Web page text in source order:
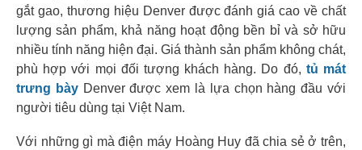
gắt gao, thương hiệu Denver được đánh giá cao về chất
lượng sản phẩm, khả năng hoạt động bền bỉ và sở hữu
nhiều tính năng hiện đại. Giá thành sản phẩm không chát,
phù hợp với mọi đối tượng khách hàng. Do đó, tủ mát
trưng bàyDenver được xem là lựa chọn hàng đầu với
người tiêu dùng tại Việt Nam.
Với những gì mà điện máy Hoàng Huy đã chia sẻ ở trên,